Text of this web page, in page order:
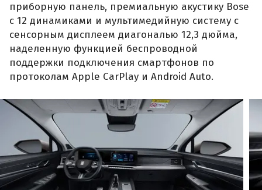
приборную панель, премиальную акустику Bose
с 12 динамиками и мультимедийную систему с
сенсорным дисплеем диагональю 12,3 дюйма,
наделенную функцией беспроводной
поддержки подключения смартфонов по
протоколам Apple CarPlay и Android Auto.